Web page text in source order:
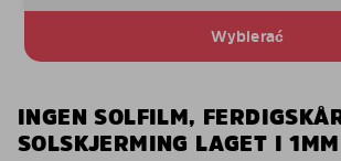
Wybierać
INGEN SOLFILM,
SOLSKJERMING LAGET I